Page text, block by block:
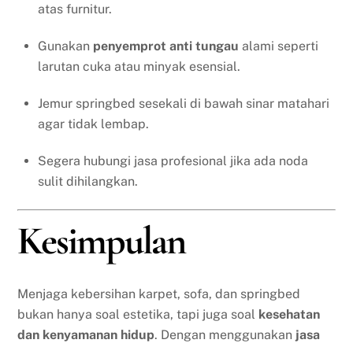
atas furnitur.
Gunakan penyemprot anti tungau alami seperti
larutan cuka atau minyak esensial.
Jemur springbed sesekali di bawah sinar matahari
agar tidak lembap.
Segera hubungi jasa profesional jika ada noda
sulit dihilangkan.
Kesimpulan
Menjaga kebersihan karpet, sofa, dan springbed
bukan hanya soal estetika, tapi juga soal kesehatan
dan kenyamanan hidup. Dengan menggunakan jasa